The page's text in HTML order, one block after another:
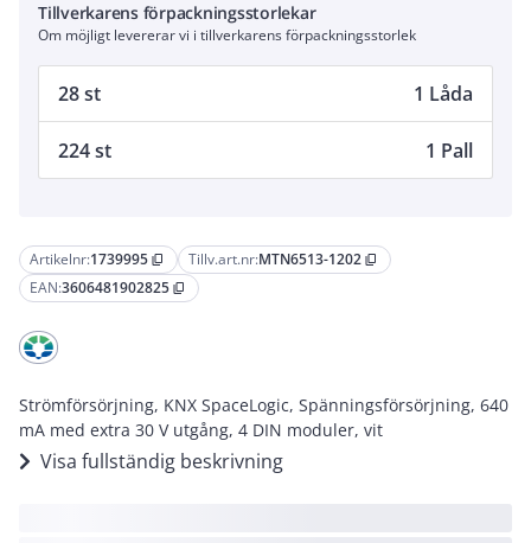
Artikelnr:1739995 content_copy Tillv.art.nr:MTN6513-1202 content_copy
EAN:3606481902825 content_copy
Strömförsörjning, KNX SpaceLogic, Spänningsförsörjning, 640
mA med extra 30 V utgång, 4 DIN moduler, vit
Visa fullständig beskrivning
Tillverkarens förpackningsstorlekar
Om möjligt levererar vi i tillverkarens förpackningsstorlek
28 st 1 Låda
224 st 1 Pall